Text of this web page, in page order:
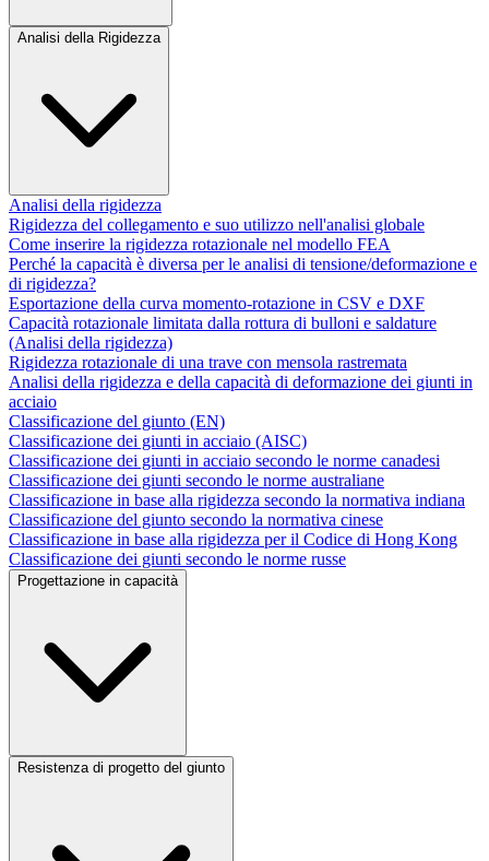
Analisi della Rigidezza
Analisi della rigidezza
Rigidezza del collegamento e suo utilizzo nell'analisi globale
Come inserire la rigidezza rotazionale nel modello FEA
Perché la capacità è diversa per le analisi di tensione/deformazione e
di rigidezza?
Esportazione della curva momento-rotazione in CSV e DXF
Capacità rotazionale limitata dalla rottura di bulloni e saldature
(Analisi della rigidezza)
Rigidezza rotazionale di una trave con mensola rastremata
Analisi della rigidezza e della capacità di deformazione dei giunti in
acciaio
Classificazione del giunto (EN)
Classificazione dei giunti in acciaio (AISC)
Classificazione dei giunti in acciaio secondo le norme canadesi
Classificazione dei giunti secondo le norme australiane
Classificazione in base alla rigidezza secondo la normativa indiana
Classificazione del giunto secondo la normativa cinese
Classificazione in base alla rigidezza per il Codice di Hong Kong
Classificazione dei giunti secondo le norme russe
Progettazione in capacità
Resistenza di progetto del giunto